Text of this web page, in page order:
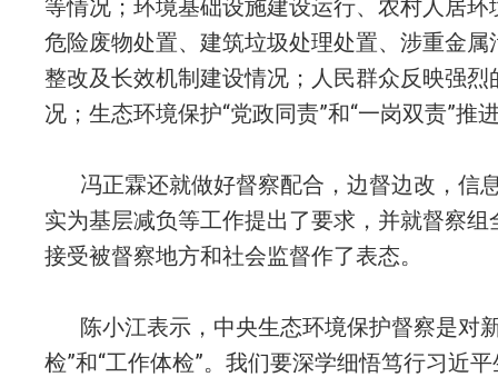
等情况；环境基础设施建设运行、农村人居
危险废物处置、建筑垃圾处理处置、涉重金
整改及长效机制建设情况；人民群众反映强
况；生态环境保护“党政同责”和“一岗双责”推
冯正霖还就做好督察配合，边督边改，信
实为基层减负等工作提出了要求，并就督察
接受被督察地方和社会监督作了表态。
陈小江表示，中央生态环境保护督察是对
检”和“工作体检”。我们要深学细悟笃行习近